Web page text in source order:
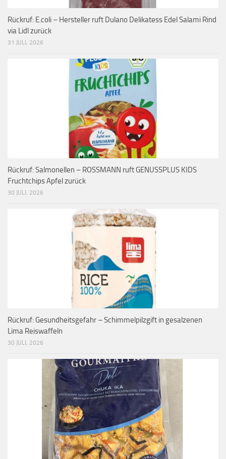
Rückruf: E.coli – Hersteller ruft Dulano Delikatess Edel Salami Rind
via Lidl zurück
31 JULI, 2026
Rückruf: Salmonellen – ROSSMANN ruft GENUSSPLUS KIDS
Fruchtchips Apfel zurück
30 JULI, 2026
Rückruf: Gesundheitsgefahr – Schimmelpilzgift in gesalzenen
Lima Reiswaffeln
30 JULI, 2026